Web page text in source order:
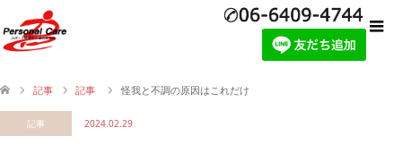
記事 記事 怪我と不調の原因はこれだけ
記事 2024.02.29